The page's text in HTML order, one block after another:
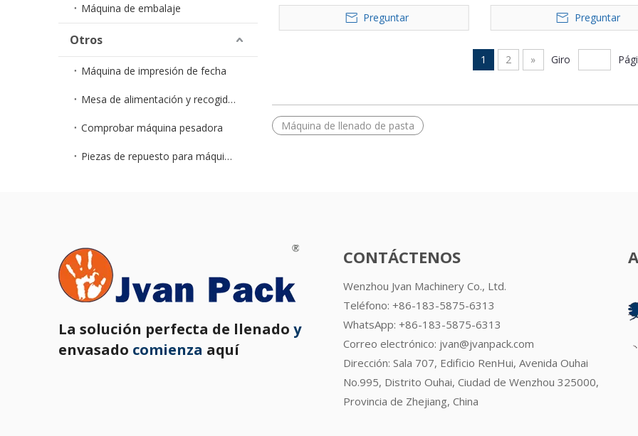
Máquina de embalaje
Otros
Máquina de impresión de fecha
Mesa de alimentación y recogida ZXJ
Comprobar máquina pesadora
Piezas de repuesto para máquinas de embalaje
Preguntar
Preguntar
1 2 » Giro
Máquina de llenado de pasta
La solución perfecta de llenado y
envasado comienza aquí
CONTÁCTENOS
Wenzhou Jvan Machinery Co., Ltd.
Teléfono: +86-183-5875-6313
WhatsApp: +86-183-5875-6313
Correo electrónico: jvan@jvanpack.com
Dirección: Sala 707, Edificio RenHui, Avenida Ouhai
No.995, Distrito Ouhai, Ciudad de Wenzhou 325000,
Provincia de Zhejiang, China